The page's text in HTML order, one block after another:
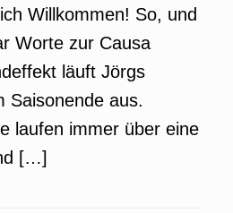
Willkommen! So, und
Worte zur Causa
läuft Jörgs
Saisonende aus.
laufen immer über eine
[…]